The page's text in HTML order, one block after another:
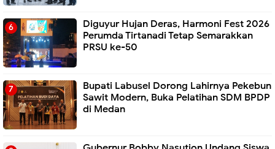
Diguyur Hujan Deras, Harmoni Fest 2026
Perumda Tirtanadi Tetap Semarakkan
PRSU ke-50
Bupati Labusel Dorong Lahirnya Pekebun
Sawit Modern, Buka Pelatihan SDM BPDP
di Medan